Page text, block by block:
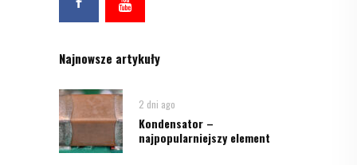
Najnowsze artykuły
2 dni ago
Kondensator –
najpopularniejszy element